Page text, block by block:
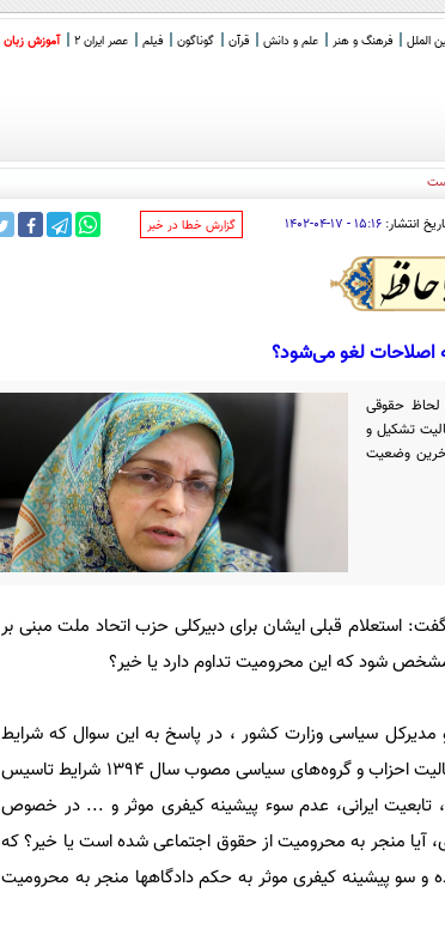
الملل فرهنگ و هنر علم و دانش قرآن گوناگون فیلم عصر ایران 2 آموزش زبان
انتشار:۱۵:۱۶ - ۱۷-۰۴-۱۴۰۲ ‌گزارش خطا در خبر
لغو می‌شود؟
حقوقی
تشکیل و
وضعیت
استعلام قبلی ایشان برای دبیرکلی حزب اتحاد ملت مبنی بر
مشخص شود که این محرومیت تداوم دارد یا خیر؟
عبدالله مرادی دبیر کمیسیون ماده ۱۰ احزاب و مدیرکل سیاسی وزارت کشور ، در پاسخ به این سوال که شرایط
قانونی تاسیس و عضویت حزبی چیست، گفت: ماده ۴ قانون فعالیت احزاب و گروه‌های سیاسی مصوب سال ۱۳۹۴ شرایط تاسیس
تابعیت ایرانی، عدم سوء پیشینه کیفری موثر و ... در خصوص
آیا منجر به محرومیت‌ از حقوق اجتماعی شده است یا خیر؟ که
و سو پیشینه‌ کیفری موثر به حکم دادگاهها منجر به محرومیت